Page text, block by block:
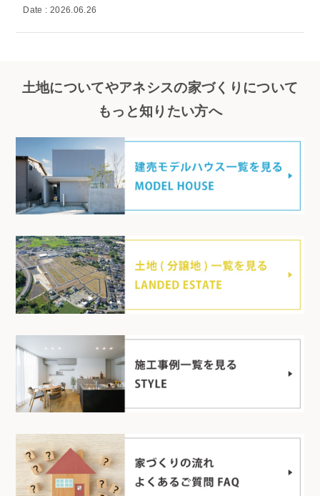
Date : 2026.06.26
土地についてやアネシスの家づくりについて
もっと知りたい方へ